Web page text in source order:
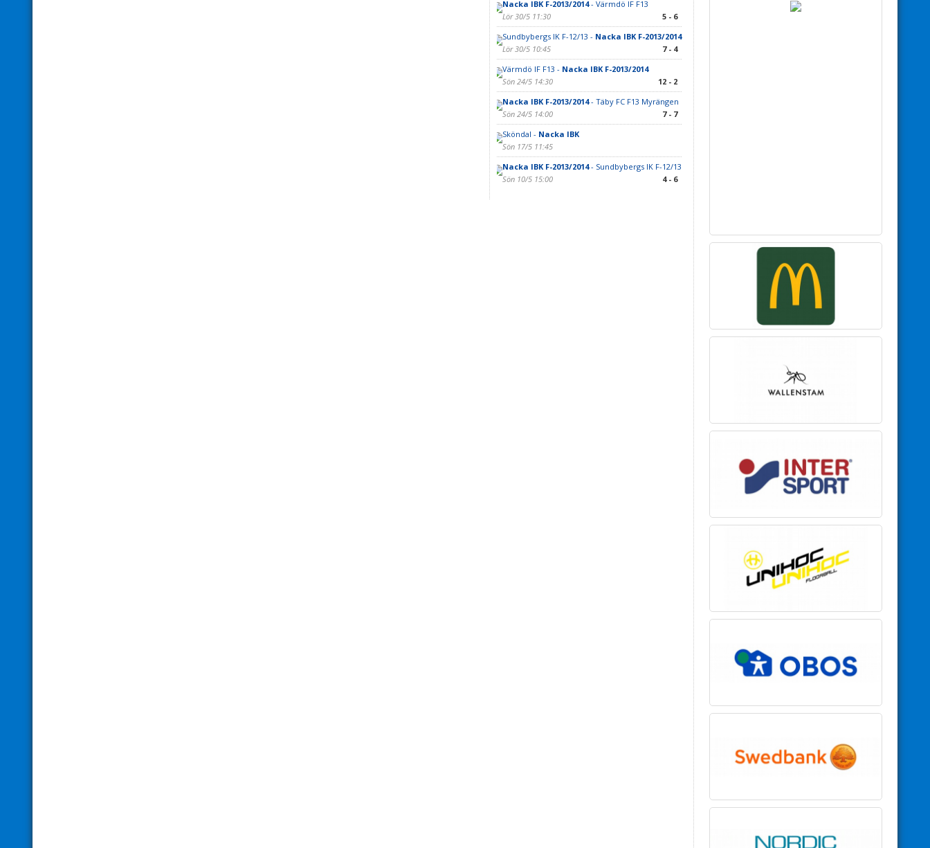
Nacka IBK F-2013/2014- Värmdö IF F13
Lör 30/5 11:30
5 - 6
Sundbybergs IK F-12/13 - Nacka IBK F-2013/2014
Lör 30/5 10:45
7 - 4
Värmdö IF F13 - Nacka IBK F-2013/2014
Sön 24/5 14:30
12 - 2
Nacka IBK F-2013/2014- Täby FC F13 Myrängen
Sön 24/5 14:00
7 - 7
Sköndal - Nacka IBK
Sön 17/5 11:45
Nacka IBK F-2013/2014- Sundbybergs IK F-12/13
Sön 10/5 15:00
4 - 6